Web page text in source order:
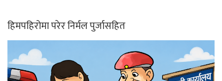
हिमपहिरोमा परेर निर्मल पुर्जासहित